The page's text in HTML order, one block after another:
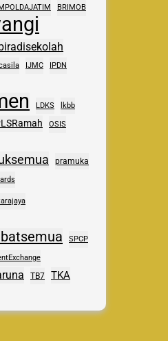
BRIMOB
IJMC IPDN
LDKS lkbb
OSIS
pramuka
SPCP
TB7 TKA